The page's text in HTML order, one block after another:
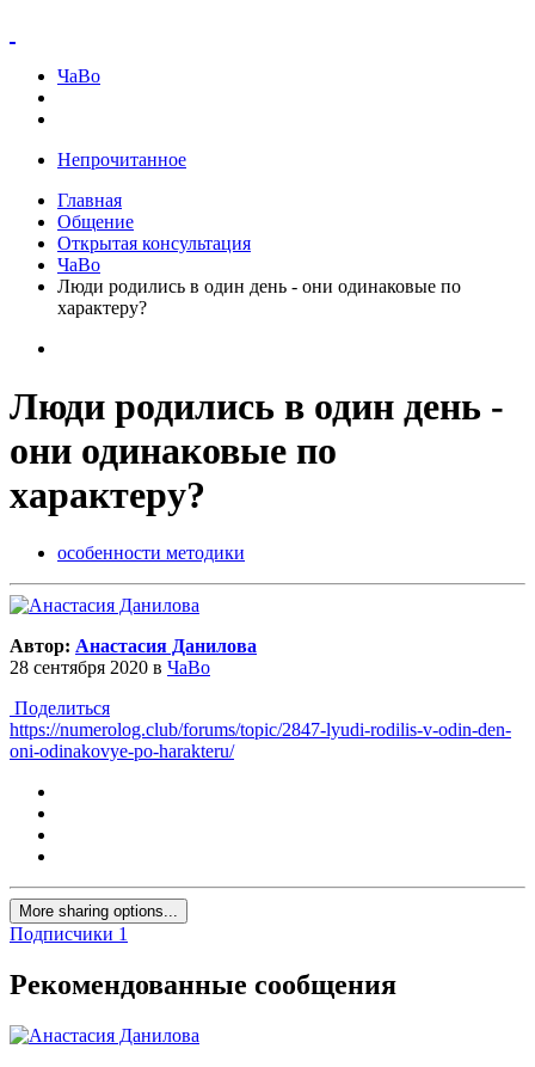
ЧаВо
Непрочитанное
Главная
Общение
Открытая консультация
ЧаВо
Люди родились в один день - они одинаковые по
характеру?
Люди родились в один день -
они одинаковые по
характеру?
особенности методики
Автор: Анастасия Данилова
28 сентября 2020 в ЧаВо
Поделиться
https://numerolog.club/forums/topic/2847-lyudi-rodilis-v-odin-den-
oni-odinakovye-po-harakteru/
More sharing options...
Подписчики 1
Рекомендованные сообщения